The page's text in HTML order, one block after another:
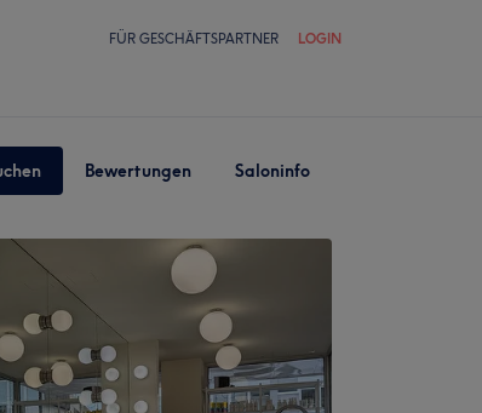
FÜR GESCHÄFTSPARTNER LOGIN
Bewertungen Saloninfo